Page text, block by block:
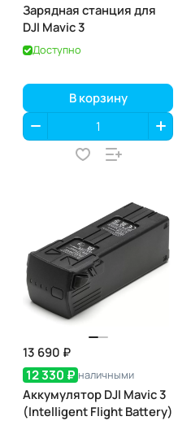
Зарядная станция для
DJI Mavic 3
Доступно
В корзину
13 690 ₽
12 330 ₽ наличными
Аккумулятор DJI Mavic 3
(Intelligent Flight Battery)